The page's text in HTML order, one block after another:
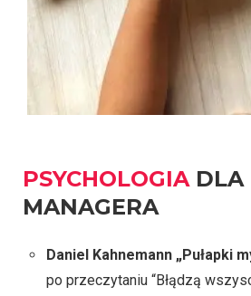
PSYCHOLOGIADLA
MANAGERA
Daniel Kahnemann „Pułapki
po przeczytaniu “Błądzą